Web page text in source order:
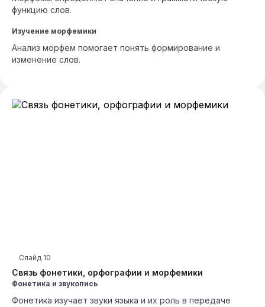
функцию слов.
Изучение морфемики
Анализ морфем помогает понять формирование и
изменение слов.
Связь фонетики, орфографии и морфемики
Слайд 10
Фонетика и звукопись
Фонетика изучает звуки языка и их роль в передаче